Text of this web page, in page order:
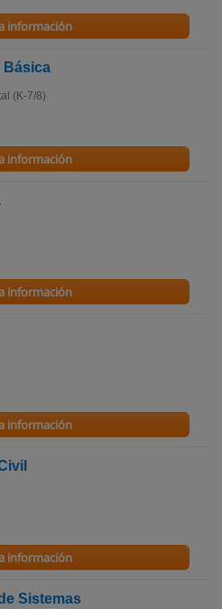
información
Básica
(K-7/8)
información
información
información
información
Sistemas